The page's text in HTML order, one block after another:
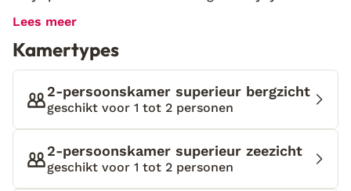
familie voelt,” zegt ze terwijl ze me meeneemt naar
enthousiast over haar band met Kefalonia, haar
familie en de lokale cultuur. Dat voel ik meteen: de
persoonlijke aandacht is hier ongeëvenaard. De
kamer is prachtig en stijlvol ingericht, en na een
verfrissende duik in het zwembad geniet ik van een
heerlijke "Greek Night" met live muziek en lokale
gerechten. Het is een ervaring die me zeker naar dit
hotel zal doen terugkeren. Hotel La Signora biedt
Lees meer
Kamertypes
2-persoonskamer superieur bergzicht
geschikt voor 1 tot 2 personen
2-persoonskamer superieur zeezicht
geschikt voor 1 tot 2 personen